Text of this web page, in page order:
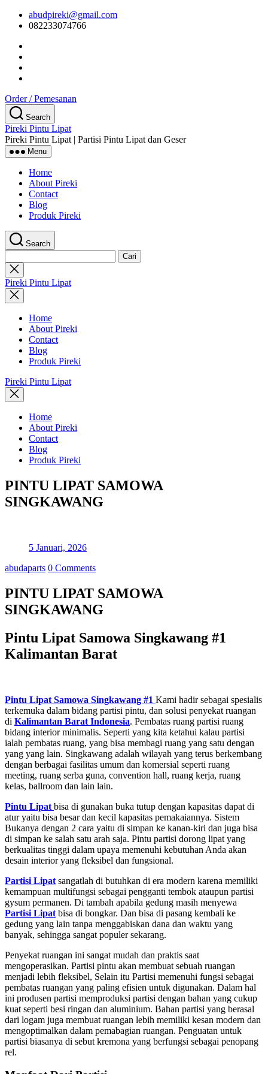
Skip
content
abudpireki@gmail.com
082233074766
Order / Pemesanan
Search
Pireki Pintu Lipat
Pireki Pintu Lipat | Partisi Pintu Lipat dan Geser
Menu
Home
About Pireki
Contact
Blog
Produk Pireki
Search
untuk:
Close
search
Pireki Pintu Lipat
Home
About Pireki
Contact
Blog
Produk Pireki
Pireki Pintu Lipat
Home
About Pireki
Contact
Blog
Produk Pireki
PINTU LIPAT SAMOWA
SINGKAWANG
5 Januari, 2026
abudaparts 0 Comments
PINTU LIPAT SAMOWA
SINGKAWANG
Pintu Lipat Samowa Singkawang #1
Kalimantan Barat
Pintu Lipat Samowa Singkawang #1 Kami hadir sebagai spesialis
terkemuka dalam bidang partisi pintu, dan solusi penyekat ruangan
di Kalimantan Barat Indonesia. Pembatas ruang partisi ruang
bidang interior minimalis. Seperti yang kita ketahui kalau partisi
ialah pembatas ruang, yang bisa membagi ruang yang satu dengan
yang yang lain. Singkawang adalah wilayah yang terus berkembang
dengan berbagai fasilitas umum dan komersial seperti ruang
meeting, ruang serba guna, convention hall, ruang kerja, ruang
kelas, ballroom dan lain lain.
Pintu Lipat bisa di gunakan buka tutup dengan kapasitas dapat di
atur yaitu bisa besar dan kecil kapasitas pemakaiannya. Sistem
Bukanya dengan 2 cara yaitu di simpan ke kanan-kiri dan juga bisa
di simpan ke salah satu arah saja. Pintu partisi dorong lipat yang
berkualitas tinggi dalam upaya memenuhi kebutuhan Anda akan
desain interior yang fleksibel dan fungsional.
Partisi Lipat sangatlah di butuhkan di era modern karena memiliki
kemampuan multifungsi sebagai pengganti tembok ataupun partisi
gysum permanen. Di tambah apabila gedung masih menyewa
Partisi Lipat bisa di bongkar. Dan bisa di pasang kembali ke
gedung yang lain tanpa menggabiskan dana dan waktu yang
banyak, sehingga sangat populer sekarang.
Penyekat ruangan ini sangat mudah dan praktis saat
mengoperasikan. Partisi pintu akan membuat sebuah ruangan
menjadi lebih fleksibel, Selain itu Partisi memenuhi fungsi sebagai
pembatas ruangan yang paling efisien untuk digunakan. Dalam hal
ini produsen partisi memproduksi partisi dengan bahan yang cukup
kuat seperti besi ringan dan aluminium. Bahan partisi yang berasal
dari logam juga membuat ruangan lebih memiliki kesan modern dan
mengoptimalkan dalam pemabagian ruangan. Penguatan untuk
partisi biasanya di sebut kremona yang berfungsi sebagai penopang
rel.